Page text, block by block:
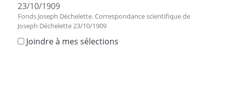
23/10/1909
Fonds Joseph Déchelette. Correspondance scientifique de
Joseph Déchelette 23/10/1909
Joindre à mes sélections